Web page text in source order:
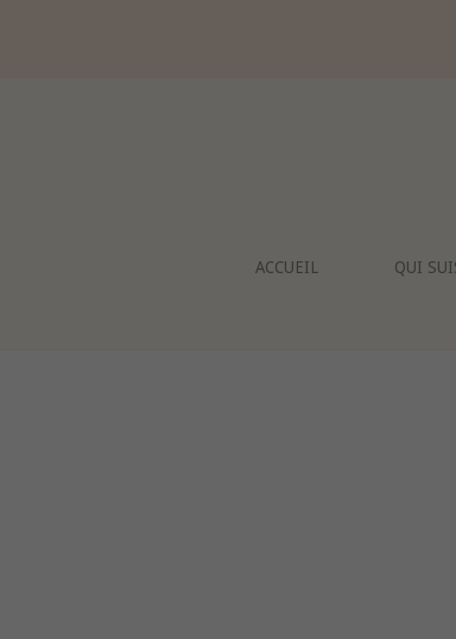
ACCUEIL QUI